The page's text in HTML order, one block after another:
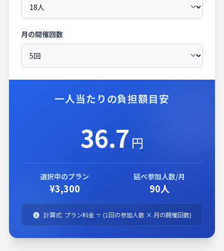
月の開催回数
一人当たりの負担額目安
36.7 円
選択中のプラン
¥3,300
延べ参加人数/月
90人
計算式: プラン料金 ÷ (1回の参加人数 × 月の開催回数)